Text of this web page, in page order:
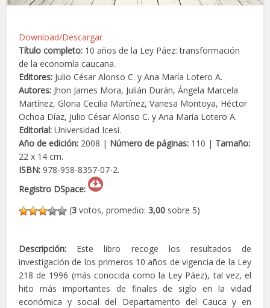
Download/Descargar
Título completo: 10 años de la Ley Páez: transformación
de la economía caucana.
Editores: Julio César Alonso C. y Ana María Lotero A.
Autores: Jhon James Mora, Julián Durán, Ángela Marcela
Martínez, Gloria Cecilia Martínez, Vanesa Montoya, Héctor
Ochoa Díaz, Julio César Alonso C. y Ana María Lotero A.
Editorial: Universidad Icesi.
Año de edición: 2008 | Número de páginas: 110 | Tamaño:
22 x 14 cm.
ISBN: 978-958-8357-07-2.
Registro DSpace:
(3 votos, promedio:3,00 sobre 5)
Descripción: Este libro recoge los resultados de
investigación de los primeros 10 años de vigencia de la Ley
218 de 1996 (más conocida como la Ley Páez), tal vez, el
hito más importantes de finales de siglo en la vidad
económica y social del Departamento del Cauca y en